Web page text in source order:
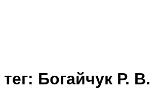
тег: Богайчук Р. В.